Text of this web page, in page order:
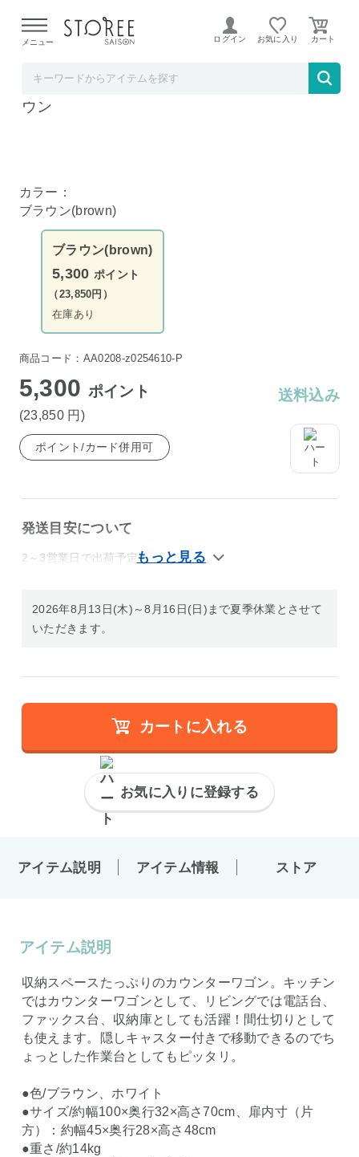
よる配送遅延が発生しております。
メニュー ログイン お気に入り
天然木 キッチンカウンターワゴン 4枚扉 ブラ
ウン
カラー：
ブラウン(brown)
ブラウン(brown)
5,300 ポイント
（23,850円）
在庫あり
商品コード：AA0208-z0254610-P
5,300 ポイント
(23,850 円 )
送料込み
ポイント/カード併用可
発送目安について
2～3営業日で出荷予定
2026年8月13日(木)～8月16日(日)まで夏季休業とさせて
いただきます。
カートに入れる
お気に入りに登録する
アイテム説明 アイテム情報 ストア
アイテム説明
収納スペースたっぷりのカウンターワゴン。キッチン
ではカウンターワゴンとして、リビングでは電話台、
ファックス台、収納庫としても活躍！間仕切りとして
も使えます。隠しキャスター付きで移動できるのでち
ょっとした作業台としてもピッタリ。
●色/ブラウン、ホワイト
●サイズ/約幅100×奥行32×高さ70cm、扉内寸（片
方）：約幅45×奥行28×高さ48cm
●重さ/約14kg